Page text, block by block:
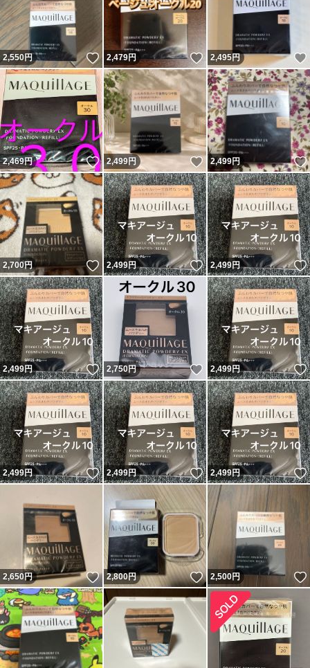
2,550円 いいね！
2,479円 いいね！
2,495円
2,469円 いいね！
2,499円 いいね！
2,499円
2,700円 いいね！
2,499円 いいね！
2,499円
2,499円 いいね！
2,750円 いいね！
2,499円
2,499円 いいね！
2,499円 いいね！
2,499円
2,650円 いいね！
2,800円 いいね！
2,500円